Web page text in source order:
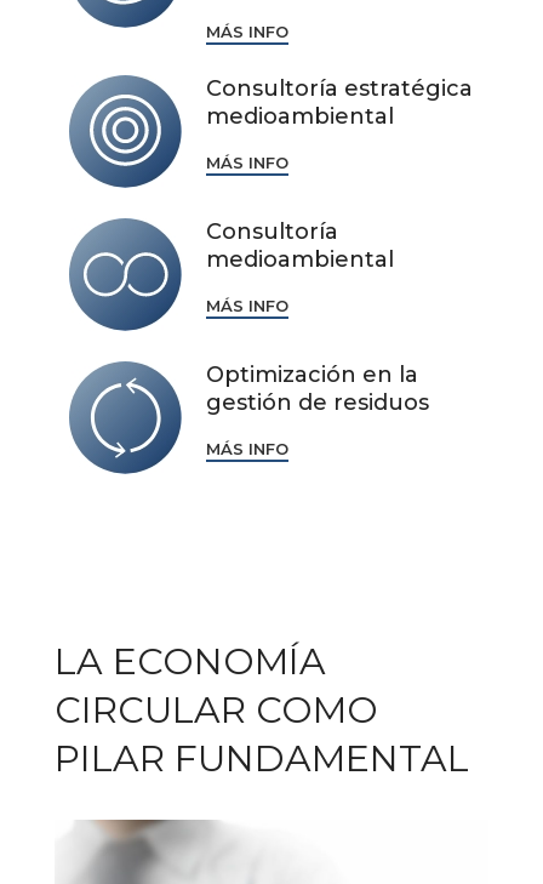
MÁS INFO
Consultoría estratégica
medioambiental
MÁS INFO
Consultoría
medioambiental
MÁS INFO
Optimización en la
gestión de residuos
MÁS INFO
LA ECONOMÍA
CIRCULAR COMO
PILAR FUNDAMENTAL